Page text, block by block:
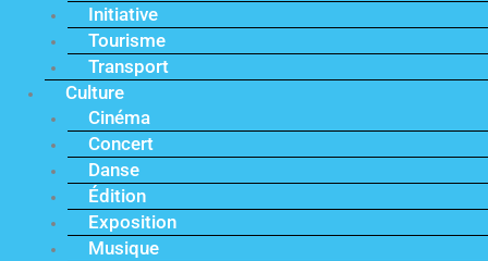
Initiative
Tourisme
Transport
Culture
Cinéma
Concert
Danse
Édition
Exposition
Musique